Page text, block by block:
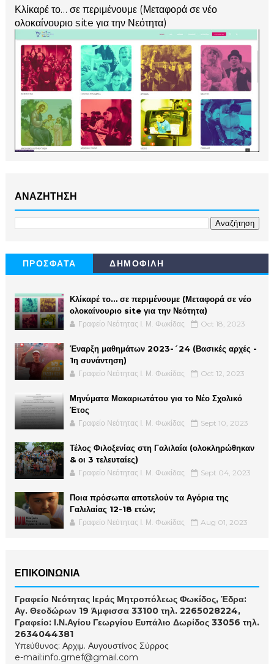
Κλίκαρέ το… σε περιμένουμε (Μεταφορά σε νέο
ολοκαίνουριο site για την Νεότητα)
ΑΝΑΖΗΤΗΣΗ
ΠΡΟΣΦΑΤΑ ΔΗΜΟΦΙΛΗ
Κλίκαρέ το… σε περιμένουμε (Μεταφορά σε νέο
ολοκαίνουριο site για την Νεότητα)
Γραφείο Νεότητας Ι. Μ. Φωκίδας Oct 18, 2023
Έναρξη μαθημάτων 2023-´24 (Βασικές αρχές -
1η συνάντηση)
Γραφείο Νεότητας Ι. Μ. Φωκίδας Oct 12, 2023
Μηνύματα Μακαριωτάτου για το Νέο Σχολικό
Έτος
Γραφείο Νεότητας Ι. Μ. Φωκίδας Sept 10, 2023
Τέλος Φιλοξενίας στη Γαλιλαία (ολοκληρώθηκαν
& οι 3 τελευταίες)
Γραφείο Νεότητας Ι. Μ. Φωκίδας Sept 04, 2023
Ποια πρόσωπα αποτελούν τα Αγόρια της
Γαλιλαίας 12-18 ετών;
Γραφείο Νεότητας Ι. Μ. Φωκίδας Aug 01, 2023
ΕΠΙΚΟΙΝΩΝΙΑ
Γραφείο Νεότητας Ιεράς Μητροπόλεως Φωκίδος, Έδρα:
Αγ. Θεοδώρων 19 Άμφισσα 33100 τηλ. 2265028224,
Γραφείο: Ι.Ν.Αγίου Γεωργίου Ευπάλιο Δωρίδος 33056 τηλ.
2634044381
Υπεύθυνος: Αρχιμ. Αυγουστίνος Σύρρος
e-mail:info.grnef@gmail.com